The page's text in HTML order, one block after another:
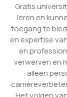
Gratis
leren en
toegang te
en expertise
en
verwerven en
alleen